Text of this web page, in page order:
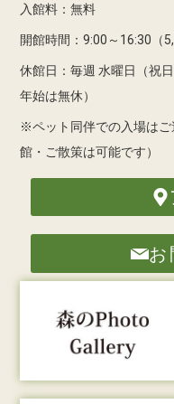
入館料：無料
開館時間：9:00～16:30（
休館日：毎週 水曜日（祝
年始は無休）
※ペット同伴での入場はご
館・ご散策は可能です）
お